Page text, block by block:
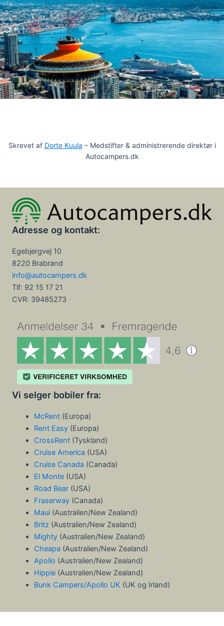
Skrevet af Dorte Kuula – Medstifter & administrerende direktør i
Autocampers.dk
Adresse og kontakt:
Egebjergvej 10
8220 Brabrand
info@autocampers.dk
Tlf: 92 15 17 21
CVR: 39485273
Vi selger bobiler fra:
McRent(Europa)
Rent Easy(Europa)
CrossRent(Tyskland)
Cruise America (USA)
Cruise Canada (Canada)
El Monte(USA)
Road Bear(USA)
Fraserway (Canada)
Maui (Australien/New Zealand)
Britz (Australien/New Zealand)
Mighty (Australien/New Zealand)
Cheapa (Australien/New Zealand)
Apollo (Australien/New Zealand)
Hippie(Australien/New Zealand)
Bunk Campers/Apollo UK (UK og Irland)